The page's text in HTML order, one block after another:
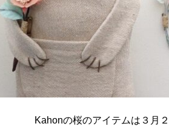
Kahonの桜のアイテムは３月